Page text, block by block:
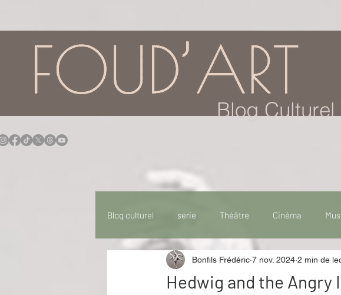
Blog Culturel
Blog culturel serie Théâtre Cinéma
Idées Sorties Idée de voyage
Hedwig and the Angry
Bonfils Frédéric 7 nov. 2024 2 min de